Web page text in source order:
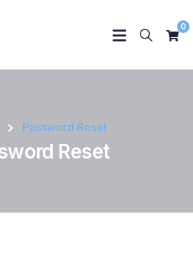
0
Password Reset
Reset